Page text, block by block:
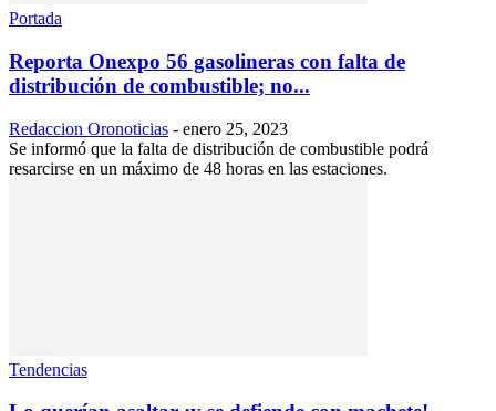
Portada
Reporta Onexpo 56 gasolineras con falta de
distribución de combustible; no...
Redaccion Oronoticias - enero 25, 2023
Se informó que la falta de distribución de combustible podrá
resarcirse en un máximo de 48 horas en las estaciones.
Tendencias